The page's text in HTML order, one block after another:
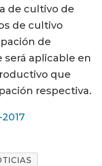
de cultivo de
de cultivo
de
será aplicable en
que
respectiva.